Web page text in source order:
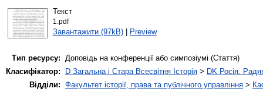
Текст
1.pdf
Завантажити (97kB)| Preview
Тип ресурсу: Доповідь на конференції або симпозіумі (Стаття)
Класифікатор:
D Загальна і Стара Всесвітня Історія > DK Росія.
Відділи: Факультет історії, права та публічного управління >